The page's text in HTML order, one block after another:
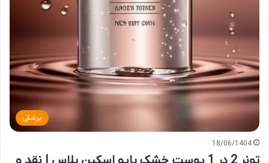
پزشکی
18/06/1404